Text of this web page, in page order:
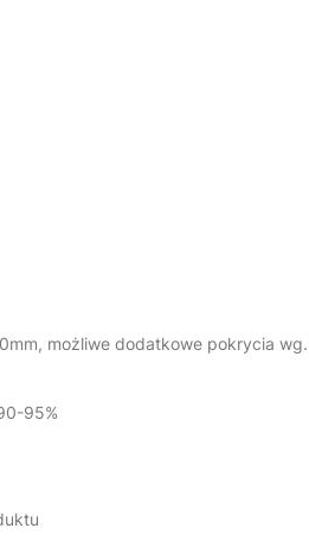
możliwe dodatkowe pokrycia
95%